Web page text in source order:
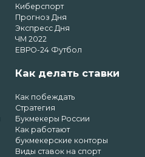
Киберспорт
Прогноз Дня
Экспресс Дня
ЧМ 2022
ЕВРО-24 Футбол
Как делать ставки
Как побеждать
Стратегия
Букмекеры России
Как работают
букмекерские конторы
Виды ставок на спорт